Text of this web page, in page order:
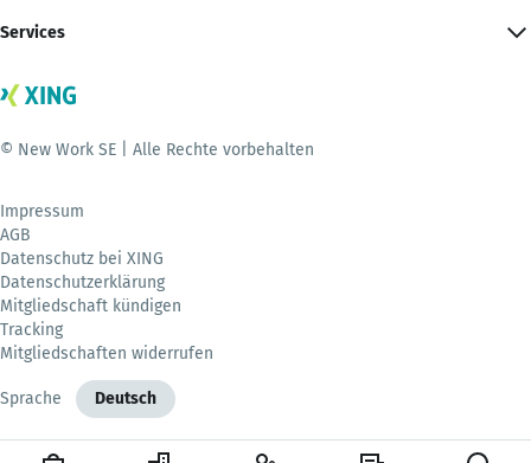
Services
© New Work SE | Alle Rechte vorbehalten
Impressum
AGB
Datenschutz bei XING
Datenschutzerklärung
Mitgliedschaft kündigen
Tracking
Mitgliedschaften widerrufen
Sprache Deutsch